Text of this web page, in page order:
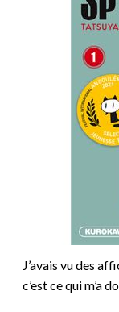
J’avais vu des
c’est ce qui m’a